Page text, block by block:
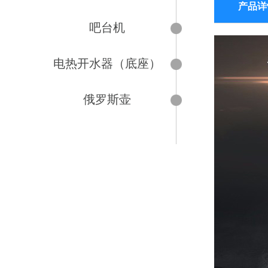
吧台机
电热开水器（底座）
俄罗斯壶
产品